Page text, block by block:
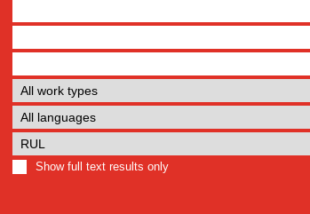
Show full text results only